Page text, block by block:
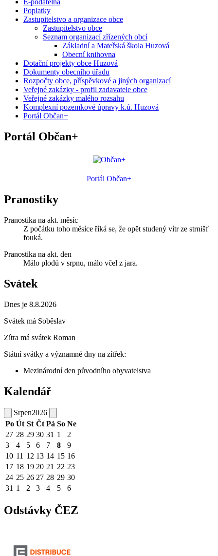
E-podatelna
Poplatky
Zastupitelstvo a organizace obce
Zastupitelstvo obce
Seznam organizací zřízených obcí
Základní a Mateřská škola Huzová
Obecní knihovna
Dotační projekty obce Huzová
Dokumenty obecního úřadu
Rozpočty obce, příspěvkové a jiných organizací
Veřejné zakázky - profil zadavatele obce
Veřejné zakázky malého rozsahu
Komplexní pozemkové úpravy k.ú. Huzová
Portál Občan+
Portál Občan+
Portál Občan+
Pranostiky
Pranostika na akt. měsíc
Z počátku toho měsíce říká se, že opět studený vítr ze strnišť
fouká.
Pranostika na akt. den
Málo plodů v srpnu, málo včel z jara.
Svátek
Dnes je 8.8.2026
Svátek má Soběslav
Zítra má svátek Roman
Státní svátky a významné dny na zítřek:
Mezinárodní den původního obyvatelstva
Kalendář
Srpen2026
Po Út St Čt Pá So Ne
27 28 29 30 31 1
2
3
4 5 6 7 8
9
10 11 12 13 14 15 16
17 18 19 20 21 22 23
24 25 26 27 28 29 30
31 1 2 3 4 5 6
Odstávky ČEZ